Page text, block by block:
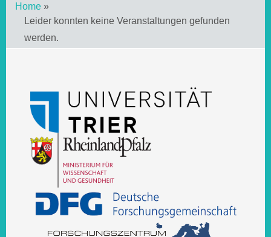
Home »
Leider konnten keine Veranstaltungen gefunden
werden.